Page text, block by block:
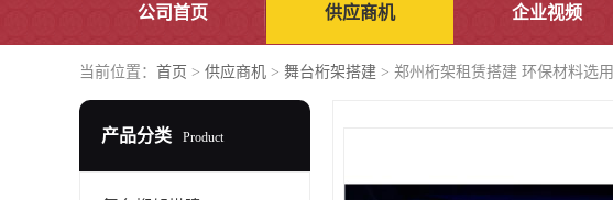
公司首页 供应商机 企业视频
当前位置： 首页 > 供应商机 > 舞台桁架搭建 > 郑州桁架租赁搭建 环保材料选用
产品分类 Product